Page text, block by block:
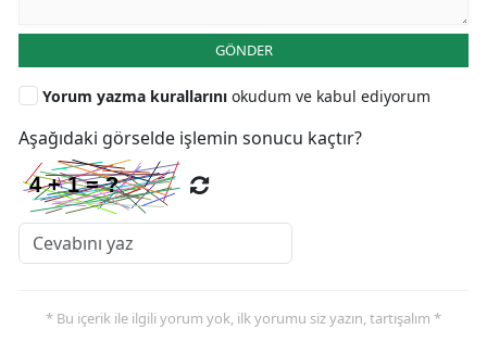
GÖNDER
Yorum yazma kurallarını okudum ve kabul ediyorum
Aşağıdaki görselde işlemin sonucu kaçtır?
* Bu içerik ile ilgili yorum yok, ilk yorumu siz yazın, tartışalım *